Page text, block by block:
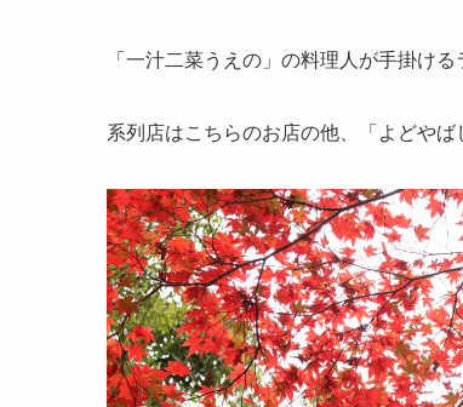
「一汁二菜うえの」の料理人が手掛け
系列店はこちらのお店の他、「よどや